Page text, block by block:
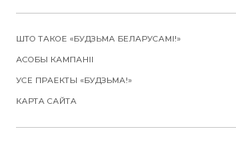
ШТО ТАКОЕ «БУДЗЬМА БЕЛАРУСАМІ!»
АСОБЫ КАМПАНІІ
УСЕ ПРАЕКТЫ «БУДЗЬМА!»
КАРТА САЙТА